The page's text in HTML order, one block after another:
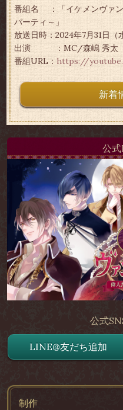
番組名 ：「イケメンヴァン
パーティ～」
放送日時：2024年7月31日（
出演 ：MC/森嶋 秀太（
番組URL： https://
新着
公式
公式
LINE@友だち追加
制作